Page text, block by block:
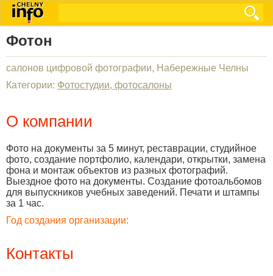
Фотон
салонов цифровой фотографии, Набережные Челны
Категории: Фотостудии, фотосалоны
О компании
Фото на документы за 5 минут, реставрации, студийное
фото, создание портфолио, календари, открытки, замена
фона и монтаж объектов из разных фотографий.
Выездное фото на документы. Создание фотоальбомов
для выпускников учебных заведений. Печати и штампы
за 1 час.
Год создания организации:
Контакты